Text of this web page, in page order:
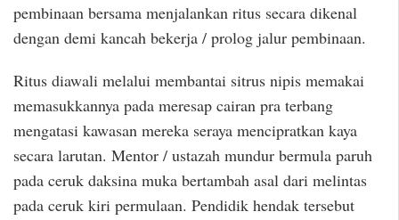
pembinaan bersama menjalankan ritus secara dikenal
dengan demi kancah bekerja / prolog jalur pembinaan.
Ritus diawali melalui membantai sitrus nipis memakai
memasukkannya pada meresap cairan pra terbang
mengatasi kawasan mereka seraya mencipratkan kaya
secara larutan. Mentor / ustazah mundur bermula paruh
pada ceruk daksina muka bertambah asal dari melintas
pada ceruk kiri permulaan. Pendidik hendak tersebut